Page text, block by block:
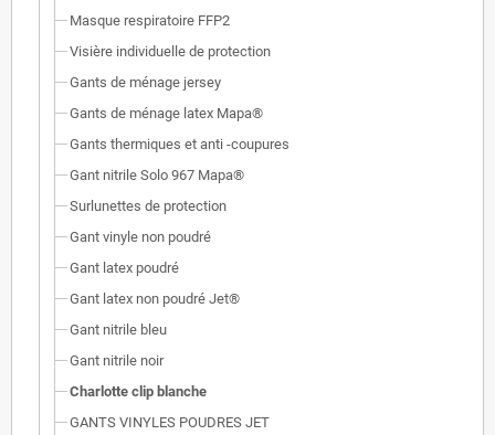
Masque respiratoire FFP2
Visière individuelle de protection
Gants de ménage jersey
Gants de ménage latex Mapa®
Gants thermiques et anti -coupures
Gant nitrile Solo 967 Mapa®
Surlunettes de protection
Gant vinyle non poudré
Gant latex poudré
Gant latex non poudré Jet®
Gant nitrile bleu
Gant nitrile noir
Charlotte clip blanche
GANTS VINYLES POUDRES JET